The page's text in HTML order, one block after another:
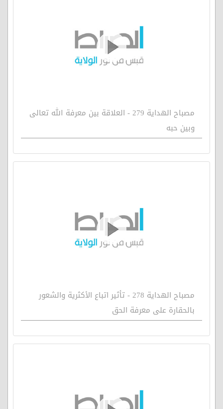
مصباح الهداية 279 - العلاقة بين معرفة الله تعالى
وبين حبه
مصباح الهداية 278 - تأثير اتباع الأكثرية والشعور
بالحقارة على معرفة الحق